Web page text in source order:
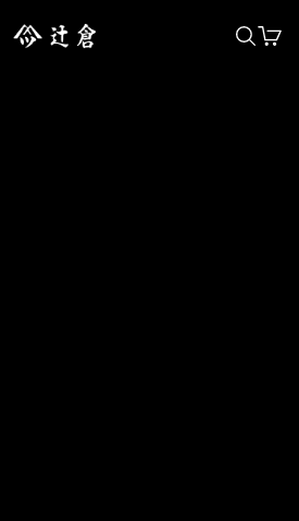
日本最古の京都和傘屋 辻倉
検索を
カー